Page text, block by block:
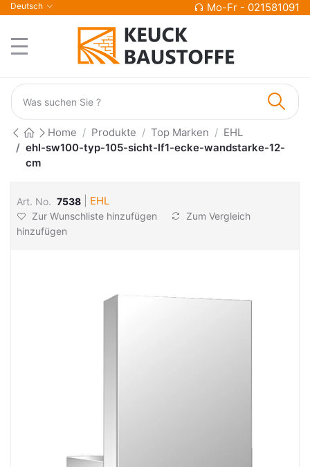
Deutsch Mo-Fr - 021581091
Home Produkte Top Marken
EHL
ehl-sw100-typ-105-sicht-lf1-ecke-wandstarke-12-
cm
Art. No. 7538 EHL
Zur Wunschliste hinzufügen
Zum Vergleich
hinzufügen